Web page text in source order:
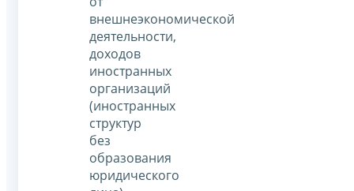
внешнеэкономической
деятельности,
доходов
иностранных
организаций
(иностранных
структур
без
образования
юридического